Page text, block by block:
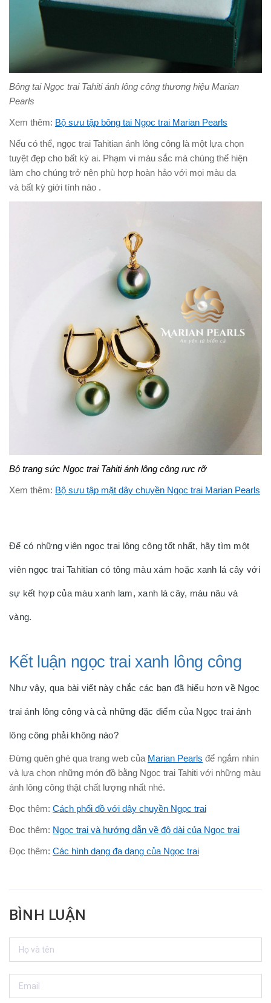
Bông tai Ngọc trai Tahiti ánh lông công thương hiệu Marian
Pearls
Xem thêm: Bộ sưu tập bông tai Ngọc trai Marian Pearls
Nếu có thể, ngọc trai Tahitian ánh lông công là một lựa chọn
tuyệt đẹp cho bất kỳ ai. Phạm vi màu sắc mà chúng thể hiện
làm cho chúng trở nên phù hợp hoàn hảo với mọi màu da
và bất kỳ giới tính nào .
Bộ trang sức Ngọc trai Tahiti ánh lông công rực rỡ
Xem thêm: Bộ sưu tập mặt dây chuyền Ngọc trai Marian Pearls
Để có những viên ngọc trai lông công tốt nhất, hãy tìm một
viên ngọc trai Tahitian có tông màu xám hoặc xanh lá cây với
sự kết hợp của màu xanh lam, xanh lá cây, màu nâu và
vàng.
Kết luận ngọc trai xanh lông công
Như vậy, qua bài viết này chắc các bạn đã hiểu hơn về Ngọc
trai ánh lông công và cả những đặc điểm của Ngọc trai ánh
lông công phải không nào?
Đừng quên ghé qua trang web của Marian Pearls để ngắm nhìn
và lựa chọn những món đồ bằng Ngọc trai Tahiti với những màu
ánh lông công thật chất lượng nhất nhé.
Đọc thêm: Cách phối đồ với dây chuyền Ngọc trai
Đọc thêm: Ngọc trai và hướng dẫn về độ dài của Ngọc trai
Đọc thêm: Các hình dạng đa dạng của Ngọc trai
BÌNH LUẬN